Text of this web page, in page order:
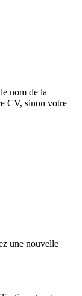
nom de la
CV, sinon votre
une nouvelle